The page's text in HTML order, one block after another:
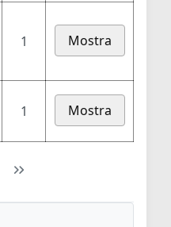
1 Mostra
1 Mostra